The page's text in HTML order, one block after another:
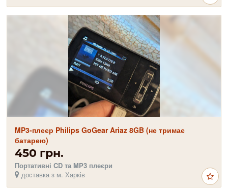
MP3-плеєр Philips GoGear Ariaz 8GB (не тримає
батарею)
450 грн.
Портативні CD та MP3 плеєри
доставка з м. Харків